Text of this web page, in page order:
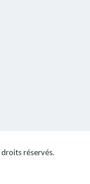
droits réservés.